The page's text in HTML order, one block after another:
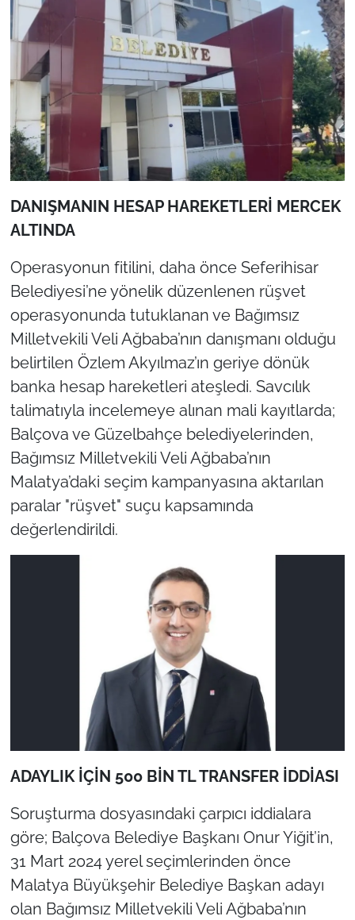
DANIŞMANIN HESAP HAREKETLERİ MERCEK
ALTINDA
Operasyonun fitilini, daha önce Seferihisar
Belediyesi’ne yönelik düzenlenen rüşvet
operasyonunda tutuklanan ve Bağımsız
Milletvekili Veli Ağbaba’nın danışmanı olduğu
belirtilen Özlem Akyılmaz’ın geriye dönük
banka hesap hareketleri ateşledi. Savcılık
talimatıyla incelemeye alınan mali kayıtlarda;
Balçova ve Güzelbahçe belediyelerinden,
Bağımsız Milletvekili Veli Ağbaba’nın
Malatya’daki seçim kampanyasına aktarılan
paralar "rüşvet" suçu kapsamında
değerlendirildi.
ADAYLIK İÇİN 500 BİN TL TRANSFER İDDİASI
Soruşturma dosyasındaki çarpıcı iddialara
göre; Balçova Belediye Başkanı Onur Yiğit’in,
31 Mart 2024 yerel seçimlerinden önce
Malatya Büyükşehir Belediye Başkan adayı
olan Bağımsız Milletvekili Veli Ağbaba’nın